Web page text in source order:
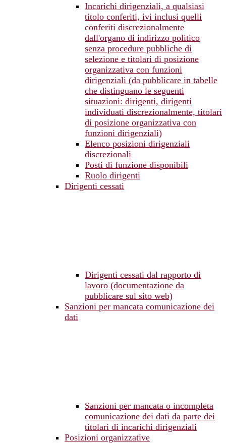
Incarichi dirigenziali, a qualsiasi
titolo conferiti, ivi inclusi quelli
conferiti discrezionalmente
dall'organo di indirizzo politico
senza procedure pubbliche di
selezione e titolari di posizione
organizzativa con funzioni
dirigenziali (da pubblicare in tabelle
che distinguano le seguenti
situazioni: dirigenti, dirigenti
individuati discrezionalmente, titolari
di posizione organizzativa con
funzioni dirigenziali)
Elenco posizioni dirigenziali
discrezionali
Posti di funzione disponibili
Ruolo dirigenti
Dirigenti cessati
Dirigenti cessati dal rapporto di
lavoro (documentazione da
pubblicare sul sito web)
Sanzioni per mancata comunicazione dei
dati
Sanzioni per mancata o incompleta
comunicazione dei dati da parte dei
titolari di incarichi dirigenziali
Posizioni organizzative